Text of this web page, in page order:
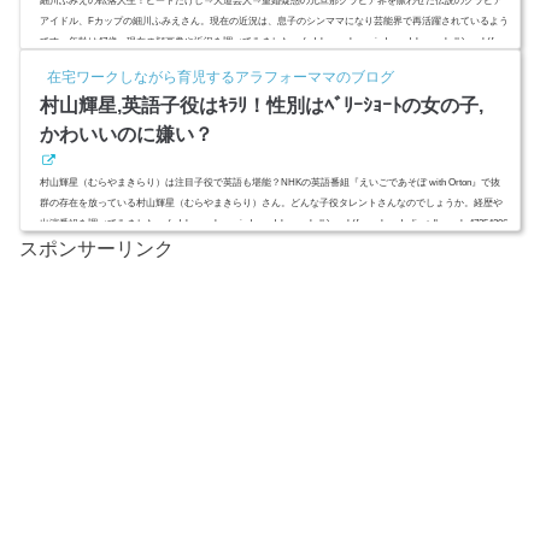
アイドル、Fカップの細川ふみえさん。現在の近況は、息子のシンママになり芸能界で再活躍されているよう
です。年齢は47歳。現在の顔画像や近況を調べてみました。 (adsbygoogle = window.adsbygoogle || ).push({ go
dow.adsbygoogle || ).push({});(adsbygoogle = window.adsbygo...
在宅ワークしながら育児するアラフォーママのブログ
村山輝星,英語子役はｷﾗﾘ！性別はﾍﾞﾘｰｼｮｰﾄの女の子,
かわいいのに嫌い？
村山輝星（むらやまきらり）は注目子役で英語も堪能？NHKの英語番組『えいごであそぼ with Orton』で抜
群の存在を放っている村山輝星（むらやまきらり）さん。どんな子役タレントさんなのでしょうか。経歴や
出演番組を調べてみました。 (adsbygoogle = window.adsbygoogle || ).push({ google_ad_client: "ca-pub-47354296
20646332", enable_page_level_ads: true });スポンサーリンク(adsbygoogle = window.adsbygoogle || ).push({});(ad
スポンサーリンク